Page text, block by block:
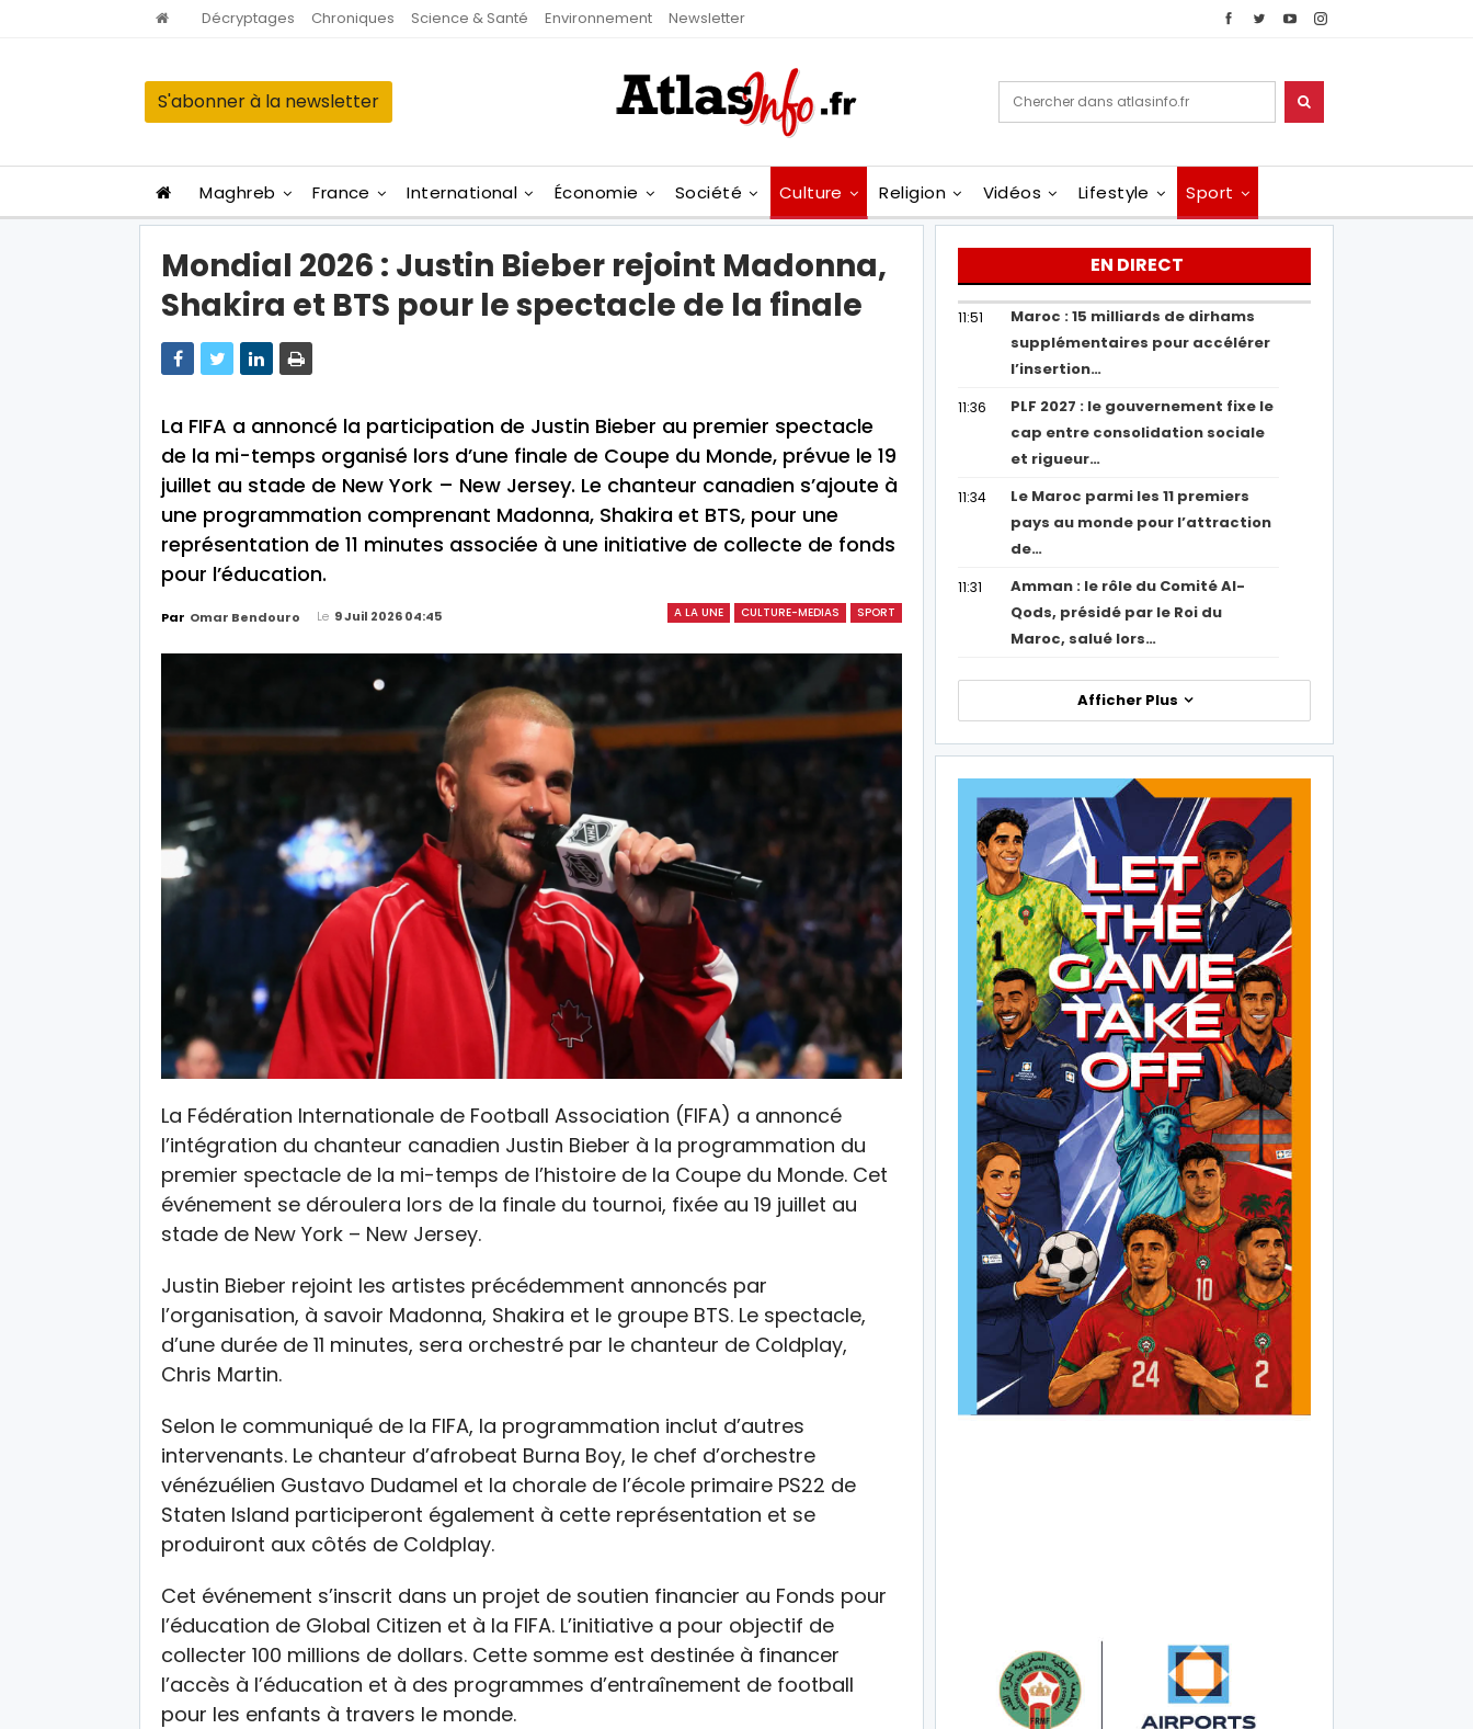
Décryptages Chroniques Science & Santé Environnement Newsletter
S'abonner à la newsletter
Maghreb France International Économie Société Culture Religion Vidéos Lifestyle Sport
Mondial 2026 : Justin Bieber rejoint Madonna,
Shakira et BTS pour le spectacle de la finale
La FIFA a annoncé la participation de Justin Bieber au premier spectacle
de la mi-temps organisé lors d’une finale de Coupe du Monde, prévue le 19
juillet au stade de New York – New Jersey. Le chanteur canadien s’ajoute à
une programmation comprenant Madonna, Shakira et BTS, pour une
représentation de 11 minutes associée à une initiative de collecte de fonds
pour l’éducation.
A LA UNE CULTURE-MEDIAS SPORT
Par Omar Bendouro Le 9 Juil 2026 04:45
La Fédération Internationale de Football Association (FIFA) a annoncé
l’intégration du chanteur canadien Justin Bieber à la programmation du
premier spectacle de la mi-temps de l’histoire de la Coupe du Monde. Cet
événement se déroulera lors de la finale du tournoi, fixée au 19 juillet au
stade de New York – New Jersey.
Justin Bieber rejoint les artistes précédemment annoncés par
l’organisation, à savoir Madonna, Shakira et le groupe BTS. Le spectacle,
d’une durée de 11 minutes, sera orchestré par le chanteur de Coldplay,
Chris Martin.
Selon le communiqué de la FIFA, la programmation inclut d’autres
intervenants. Le chanteur d’afrobeat Burna Boy, le chef d’orchestre
vénézuélien Gustavo Dudamel et la chorale de l’école primaire PS22 de
Staten Island participeront également à cette représentation et se
produiront aux côtés de Coldplay.
Cet événement s’inscrit dans un projet de soutien financier au Fonds pour
l’éducation de Global Citizen et à la FIFA. L’initiative a pour objectif de
collecter 100 millions de dollars. Cette somme est destinée à financer
l’accès à l’éducation et à des programmes d’entraînement de football
pour les enfants à travers le monde.
EN DIRECT
11:51
Maroc : 15 milliards de dirhams
supplémentaires pour accélérer
l’insertion…
11:36
PLF 2027 : le gouvernement fixe le
cap entre consolidation sociale
et rigueur…
11:34
Le Maroc parmi les 11 premiers
pays au monde pour l’attraction
de…
11:31
Amman : le rôle du Comité Al-
Qods, présidé par le Roi du
Maroc, salué lors…
Afficher Plus